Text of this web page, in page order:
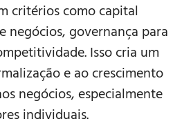
critérios como capital
negócios, governança para
Isso cria um
e ao crescimento
negócios, especialmente
individuais.